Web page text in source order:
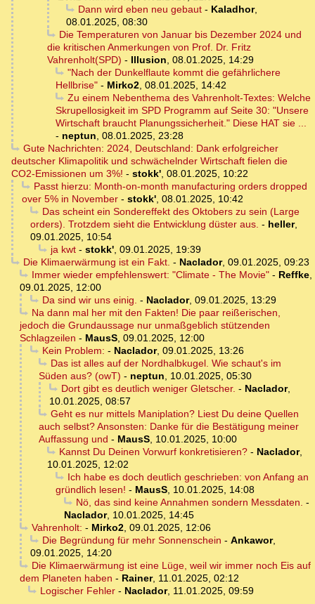
Dann wird eben neu gebaut- Kaladhor,
08.01.2025, 08:30
Die Temperaturen von Januar bis Dezember 2024 und
die kritischen Anmerkungen von Prof. Dr. Fritz
Vahrenholt(SPD) - Illusion, 08.01.2025, 14:29
"Nach der Dunkelflaute kommt die gefährlichere
Hellbrise" - Mirko2, 08.01.2025, 14:42
Zu einem Nebenthema des Vahrenholt-Textes: Welche
Skrupellosigkeit im SPD Programm auf Seite 30: "Unsere
Wirtschaft braucht Planungssicherheit." Diese HAT sie ...
- neptun, 08.01.2025, 23:28
Gute Nachrichten: 2024, Deutschland: Dank erfolgreicher
deutscher Klimapolitik und schwächelnder Wirtschaft fielen die
CO2-Emissionen um 3%! - stokk', 08.01.2025, 10:22
Passt hierzu: Month-on-month manufacturing orders dropped
over 5% in November - stokk', 08.01.2025, 10:42
Das scheint ein Sondereffekt des Oktobers zu sein (Large
orders). Trotzdem sieht die Entwicklung düster aus. - heller,
09.01.2025, 10:54
ja kwt- stokk', 09.01.2025, 19:39
Die Klimaerwärmung ist ein Fakt. - Naclador, 09.01.2025, 09:23
Immer wieder empfehlenswert: "Climate - The Movie"- Reffke,
09.01.2025, 12:00
Da sind wir uns einig. - Naclador, 09.01.2025, 13:29
Na dann mal her mit den Fakten! Die paar reißerischen,
jedoch die Grundaussage nur unmaßgeblich stützenden
Schlagzeilen - MausS, 09.01.2025, 12:00
Kein Problem: - Naclador, 09.01.2025, 13:26
Das ist alles auf der Nordhalbkugel. Wie schaut's im
Süden aus? (owT) - neptun, 10.01.2025, 05:30
Dort gibt es deutlich weniger Gletscher. - Naclador,
10.01.2025, 08:57
Geht es nur mittels Maniplation? Liest Du deine Quellen
auch selbst? Ansonsten: Danke für die Bestätigung meiner
Auffassung und - MausS, 10.01.2025, 10:00
Kannst Du Deinen Vorwurf konkretisieren?- Naclador,
10.01.2025, 12:02
Ich habe es doch deutlich geschrieben: von Anfang an
gründlich lesen! - MausS, 10.01.2025, 14:08
Nö, das sind keine Annahmen sondern Messdaten. -
Naclador, 10.01.2025, 14:45
Vahrenholt: - Mirko2, 09.01.2025, 12:06
Die Begründung für mehr Sonnenschein - Ankawor,
09.01.2025, 14:20
Die Klimaerwärmung ist eine Lüge, weil wir immer noch Eis auf
dem Planeten haben - Rainer, 11.01.2025, 02:12
Logischer Fehler- Naclador, 11.01.2025, 09:59